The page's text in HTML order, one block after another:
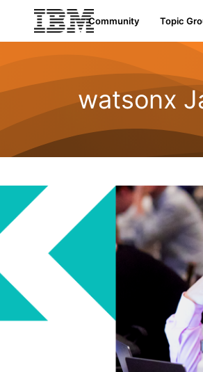
Community Topic
watsonx